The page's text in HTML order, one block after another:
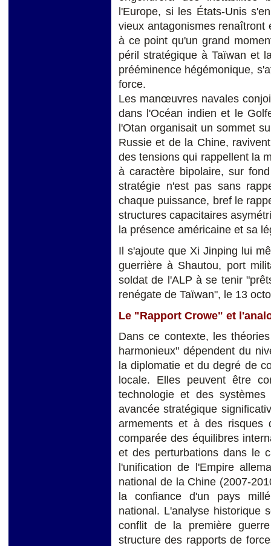
l'Europe, si les États-Unis
vieux antagonismes
à ce point qu'un grand
péril stratégique à Taïwan et
prééminence hégémonique,
force.
Les manœuvres navales
dans l'Océan indien et le
l'Otan organisait un sommet
Russie et de la Chine,
des tensions qui rappellent la
à caractère bipolaire, sur
stratégie n'est pas sans
chaque puissance, bref le
structures capacitaires
la présence américaine et sa
Il s'ajoute que Xi Jinping lui
guerrière à Shautou, port
soldat de l'ALP à se tenir
renégate de Taïwan", le 13
Le "Rapport Crowe" et
Dans ce contexte, les
harmonieux" dépendent du
la diplomatie et du degré de
locale. Elles peuvent être
technologie et des
avancée stratégique
armements et à des risques
comparée des équilibres
et des perturbations dans le
l'unification de l'Empire
national de la Chine (2007-
la confiance d'un pays
national. L'analyse historique
conflit de la première
structure des rapports de